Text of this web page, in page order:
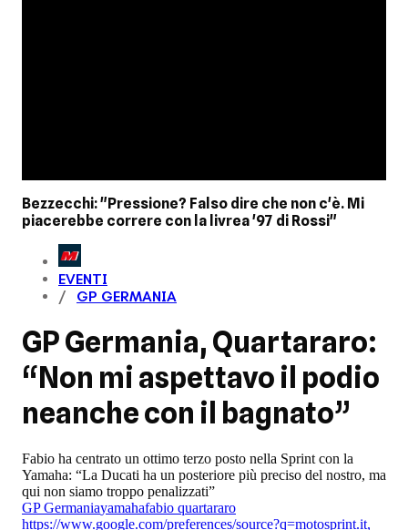
Bezzecchi: "Pressione? Falso dire che non c'è. Mi
piacerebbe correre con la livrea '97 di Rossi"
EVENTI
GP GERMANIA
GP Germania, Quartararo:
“Non mi aspettavo il podio
neanche con il bagnato”
Fabio ha centrato un ottimo terzo posto nella Sprint con la
Yamaha: “La Ducati ha un posteriore più preciso del nostro, ma
qui non siamo troppo penalizzati”
GP Germaniayamahafabio quartararo
https://www.google.com/preferences/source?q=motosprint.it,